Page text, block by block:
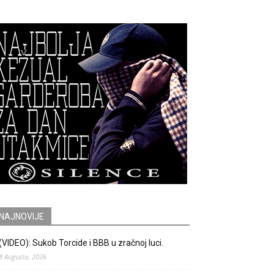
Sukob Torcide i BBB u zračnoj luci.
Augusta, 2026